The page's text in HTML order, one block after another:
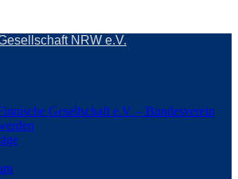
NRW e.V.
Gesellschaft e.V. – Bundesverein